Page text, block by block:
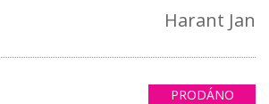
Harant Jan
PRODÁNO